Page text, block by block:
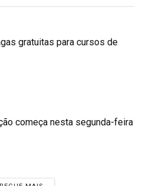
gratuitas para cursos de
começa nesta segunda-feira